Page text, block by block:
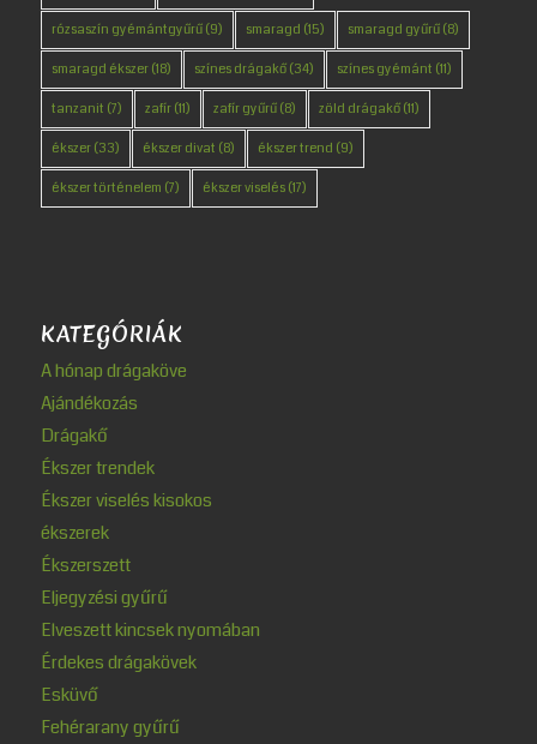
rózsaszín gyémántgyűrű(9) smaragd (15) smaragd gyűrű(8)
smaragd ékszer(18) színes drágakő(34) színes gyémánt (11)
tanzanit (7) zafír(11) zafír gyűrű(8) zöld drágakő(11)
ékszer(33) ékszer divat (8) ékszer trend (9)
ékszer történelem (7) ékszer viselés(17)
KATEGÓRIÁK
A hónap drágaköve
Ajándékozás
Drágakő
Ékszer trendek
Ékszer viselés kisokos
ékszerek
Ékszerszett
Eljegyzési gyűrű
Elveszett kincsek nyomában
Érdekes drágakövek
Esküvő
Fehérarany gyűrű